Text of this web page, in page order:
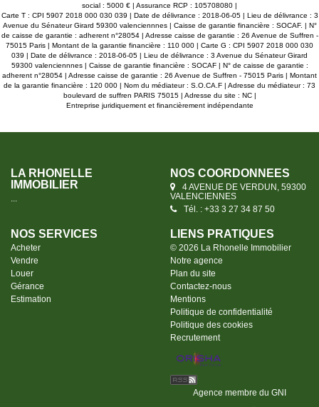
social : 5000 € | Assurance RCP : 105708080 |
Carte T : CPI 5907 2018 000 030 039 | Date de délivrance : 2018-06-05 | Lieu de délivrance : 3
Avenue du Sénateur Girard 59300 valenciennnes | Caisse de garantie financière : SOCAF. | N°
de caisse de garantie : adherent n°28054 | Adresse caisse de garantie : 26 Avenue de Suffren -
75015 Paris | Montant de la garantie financière : 110 000 | Carte G : CPI 5907 2018 000 030
039 | Date de délivrance : 2018-06-05 | Lieu de délivrance : 3 Avenue du Sénateur Girard
59300 valenciennnes | Caisse de garantie financière : SOCAF | N° de caisse de garantie :
adherent n°28054 | Adresse caisse de garantie : 26 Avenue de Suffren - 75015 Paris | Montant
de la garantie financière : 120 000 | Nom du médiateur : S.O.CA.F | Adresse du médiateur : 73
boulevard de suffren PARIS 75015 | Adresse du site : NC |
Entreprise juridiquement et financièrement indépendante
LA RHONELLE
IMMOBILIER
NOS COORDONNÉES
4 AVENUE DE VERDUN, 59300
VALENCIENNES
Tél. : +33 3 27 34 87 50
NOS SERVICES
Acheter
Vendre
Louer
Gérance
Estimation
LIENS PRATIQUES
© 2026 La Rhonelle Immobilier
Notre agence
Plan du site
Contactez-nous
Mentions
Politique de confidentialité
Politique des cookies
Recrutement
Agence membre du GNI